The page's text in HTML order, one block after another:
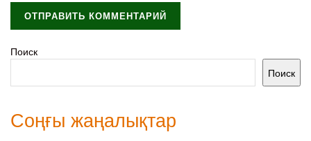
Поиск
Поиск
Соңғы жаңалықтар